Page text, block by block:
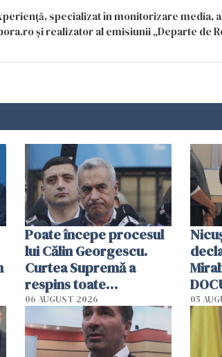
specializat în monitorizare
și realizator al emisiunii „Departe de
Poate începe procesul
lui Călin Georgescu.
Curtea Supremă a
respins toate
contestațiile
06 AUGUST 2026 05